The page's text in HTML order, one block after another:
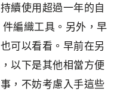
續使用超過一年的自
編織工具。另外，早
可以看看。早前在另
以下是其他相當方便
，不妨考慮入手這些